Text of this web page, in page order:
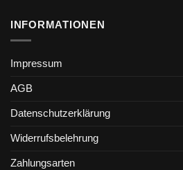
INFORMATIONEN
Impressum
AGB
Datenschutzerklärung
Widerrufsbelehrung
Zahlungsarten